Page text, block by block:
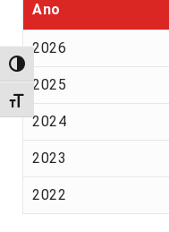
Alternar alto contraste
Alternar tamanho da fonte
Ano
2026
2025
2024
2023
2022